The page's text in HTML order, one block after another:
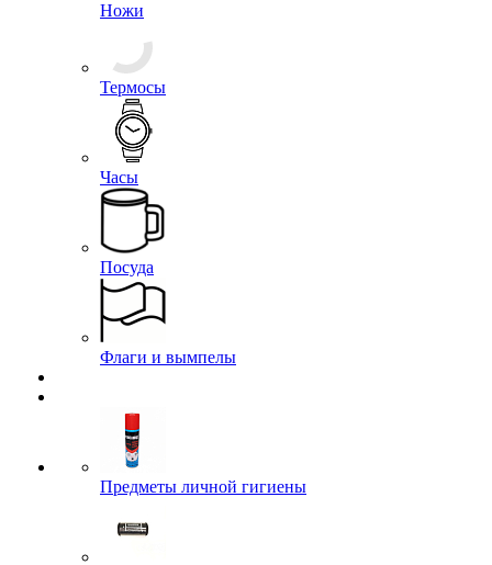
Ножи
Термосы
Часы
Посуда
Флаги и вымпелы
Предметы личной гигиены